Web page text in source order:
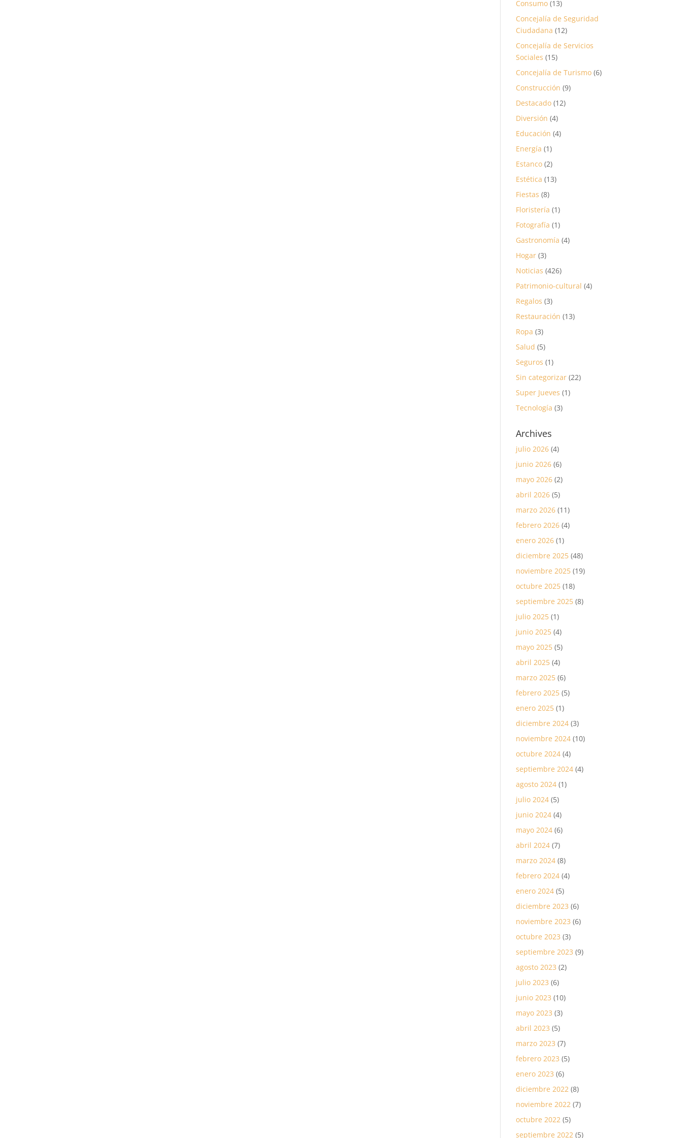
Consumo (13)
Concejalía de Seguridad
Ciudadana (12)
Concejalía de Servicios
Sociales (15)
Concejalía de Turismo (6)
Construcción (9)
Destacado (12)
Diversión (4)
Educación (4)
Energía (1)
Estanco (2)
Estética (13)
Fiestas (8)
Floristería (1)
Fotografía (1)
Gastronomía (4)
Hogar (3)
Noticias (426)
Patrimonio-cultural (4)
Regalos (3)
Restauración (13)
Ropa (3)
Salud (5)
Seguros (1)
Sin categorizar (22)
Super Jueves (1)
Tecnología (3)
Archives
julio 2026 (4)
junio 2026 (6)
mayo 2026 (2)
abril 2026 (5)
marzo 2026 (11)
febrero 2026 (4)
enero 2026 (1)
diciembre 2025 (48)
noviembre 2025 (19)
octubre 2025 (18)
septiembre 2025 (8)
julio 2025 (1)
junio 2025 (4)
mayo 2025 (5)
abril 2025 (4)
marzo 2025 (6)
febrero 2025 (5)
enero 2025 (1)
diciembre 2024 (3)
noviembre 2024 (10)
octubre 2024 (4)
septiembre 2024 (4)
agosto 2024 (1)
julio 2024 (5)
junio 2024 (4)
mayo 2024 (6)
abril 2024 (7)
marzo 2024 (8)
febrero 2024 (4)
enero 2024 (5)
diciembre 2023 (6)
noviembre 2023 (6)
octubre 2023 (3)
septiembre 2023 (9)
agosto 2023 (2)
julio 2023 (6)
junio 2023 (10)
mayo 2023 (3)
abril 2023 (5)
marzo 2023 (7)
febrero 2023 (5)
enero 2023 (6)
diciembre 2022 (8)
noviembre 2022 (7)
octubre 2022 (5)
septiembre 2022 (5)